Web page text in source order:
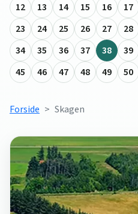
12
13 14 15 16 17
23
24 25 26 27 28
34
35 36 37 38 39
45
46 47 48 49 50
Forside Skagen